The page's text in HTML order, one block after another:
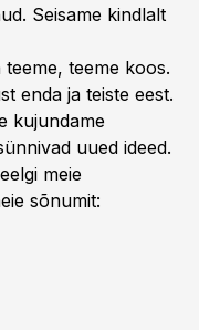
Seisame kindlalt
teeme koos.
enda ja teiste eest.
kujundame
uued ideed.
meie
sõnumit: